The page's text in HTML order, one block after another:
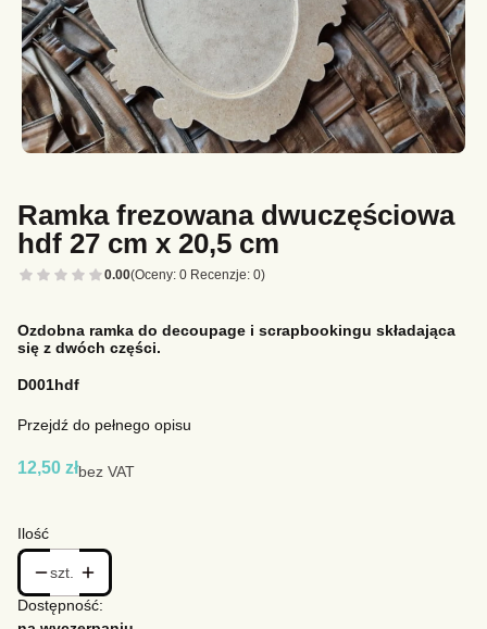
Ramka frezowana dwuczęściowa
hdf 27 cm x 20,5 cm
0.00(Oceny: 0 Recenzje: 0)
Ozdobna ramka do decoupage i scrapbookingu składająca
się z dwóch części.
D001hdf
Przejdź do pełnego opisu
Cena
12,50 złbez VAT
Ilość
szt.
Dostępność: